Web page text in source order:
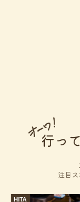
行っ
注目
HITA